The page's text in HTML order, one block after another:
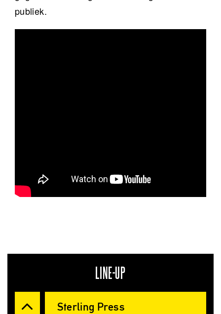
publiek.
LINE-UP
Sterling Press